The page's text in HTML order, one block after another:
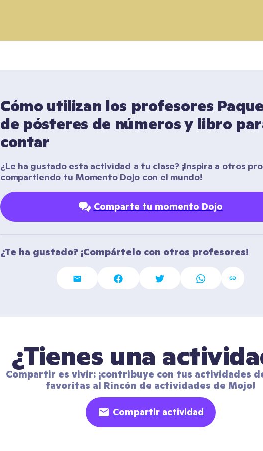
Cómo utilizan los profesores
de pósteres de números y libro
contar
¿Le ha gustado esta actividad a tu clase? ¡Inspira a otros
compartiendo tu Momento Dojo con el mundo!
Comparte tu momento Dojo
¿Te ha gustado? ¡Compártelo con otros profesores!
¿Tienes una
Compartir es vivir: ¡contribuye con tus actividades
favoritas al Rincón de actividades de Mojo!
Compartir actividad